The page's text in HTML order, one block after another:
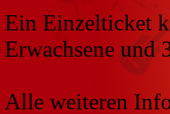
Ein Einzelticket
Erwachsene und
Alle weiteren